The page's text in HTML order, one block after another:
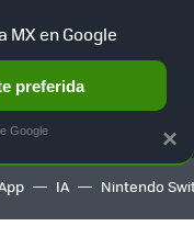
TERRITORIO
IA Nintendo
×
MX en Google
preferida
Google